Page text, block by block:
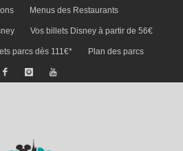
Menus des Restaurants
Vos billets Disney à partir de 56€
parcs dès 111€* Plan des parcs